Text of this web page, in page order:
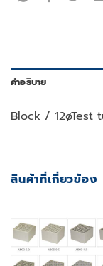
คำอธิบาย
Block / 12øTest
สินค้าที่เกี่ยวข้อง